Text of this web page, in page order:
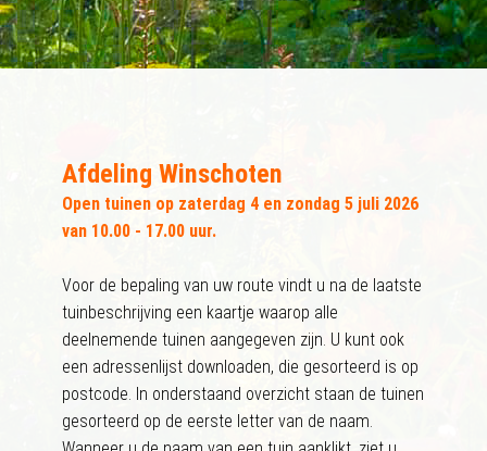
Afdeling Winschoten
Open tuinen op zaterdag 4 en zondag 5 juli 2026
van 10.00 - 17.00 uur.
Voor de bepaling van uw route vindt u na de laatste
tuinbeschrijving een kaartje waarop alle
deelnemende tuinen aangegeven zijn. U kunt ook
een adressenlijst downloaden, die gesorteerd is op
postcode. In onderstaand overzicht staan de tuinen
gesorteerd op de eerste letter van de naam.